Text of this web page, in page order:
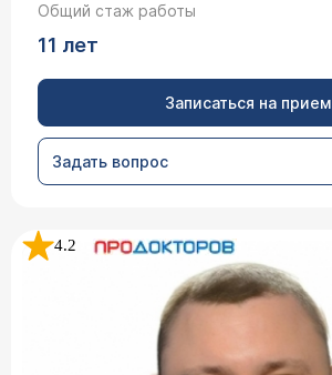
Общий стаж работы
11 лет
Записаться на прием
Задать вопрос
4.2